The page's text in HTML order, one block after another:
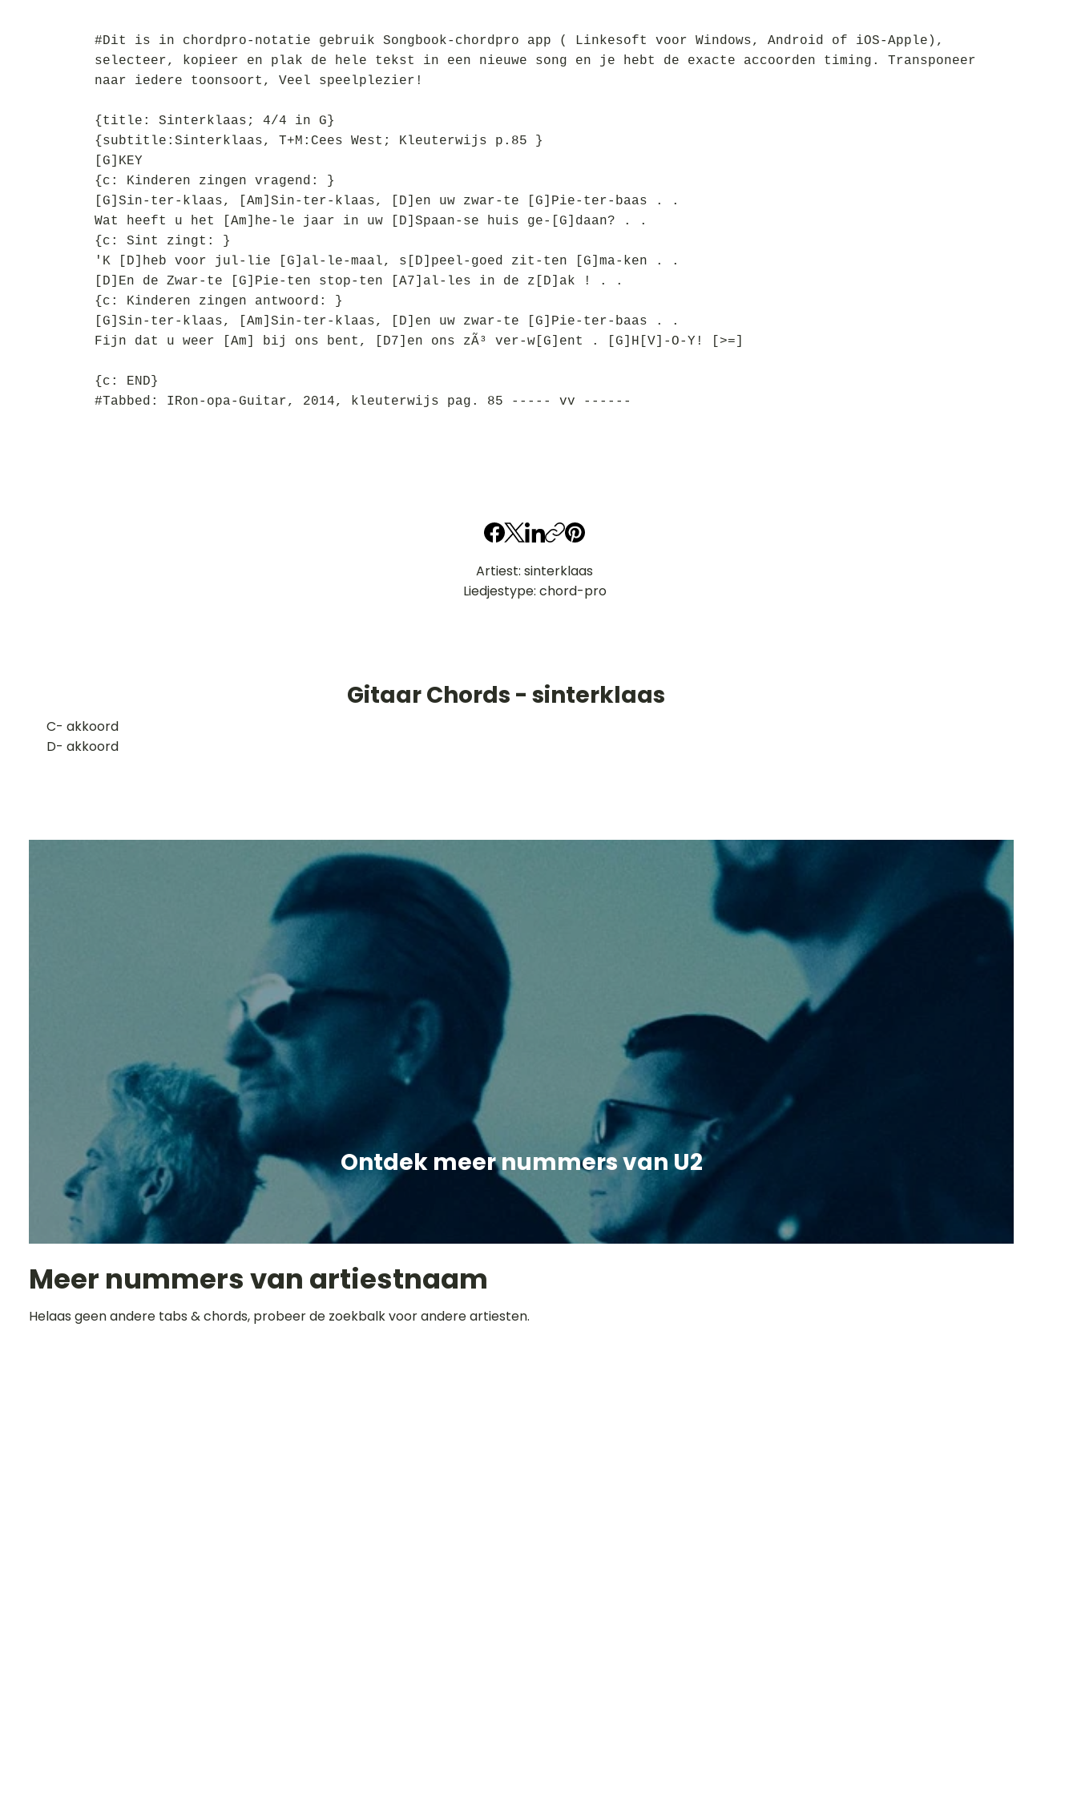
#Dit is in chordpro-notatie gebruik Songbook-chordpro app ( Linkesoft voor Windows, Android of iOS-Apple),
selecteer, kopieer en plak de hele tekst in een nieuwe song en je hebt de exacte accoorden timing. Transponeer
naar iedere toonsoort, Veel speelplezier!
{title: Sinterklaas; 4/4 in G}
{subtitle:Sinterklaas, T+M:Cees West; Kleuterwijs p.85 }
[G]KEY
{c: Kinderen zingen vragend: }
[G]Sin-ter-klaas, [Am]Sin-ter-klaas, [D]en uw zwar-te [G]Pie-ter-baas . .
Wat heeft u het [Am]he-le jaar in uw [D]Spaan-se huis ge-[G]daan? . .
{c: Sint zingt: }
'K [D]heb voor jul-lie [G]al-le-maal, s[D]peel-goed zit-ten [G]ma-ken . .
[D]En de Zwar-te [G]Pie-ten stop-ten [A7]al-les in de z[D]ak ! . .
{c: Kinderen zingen antwoord: }
[G]Sin-ter-klaas, [Am]Sin-ter-klaas, [D]en uw zwar-te [G]Pie-ter-baas . .
Fijn dat u weer [Am] bij ons bent, [D7]en ons zÃ³ ver-w[G]ent . [G]H[V]-O-Y! [>=]
{c: END}
#Tabbed: IRon-opa-Guitar, 2014, kleuterwijs pag. 85 ----- vv ------
Artiest: sinterklaas
Liedjestype: chord-pro
Gitaar Chords - sinterklaas
​C- akkoord
D- akkoord
Ontdek meer nummers van U2
Meer nummers van artiestnaam
Helaas geen andere tabs & chords, probeer de zoekbalk voor andere artiesten.